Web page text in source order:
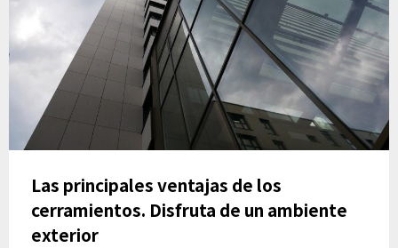
Las principales ventajas de los
cerramientos. Disfruta de un ambiente
exterior